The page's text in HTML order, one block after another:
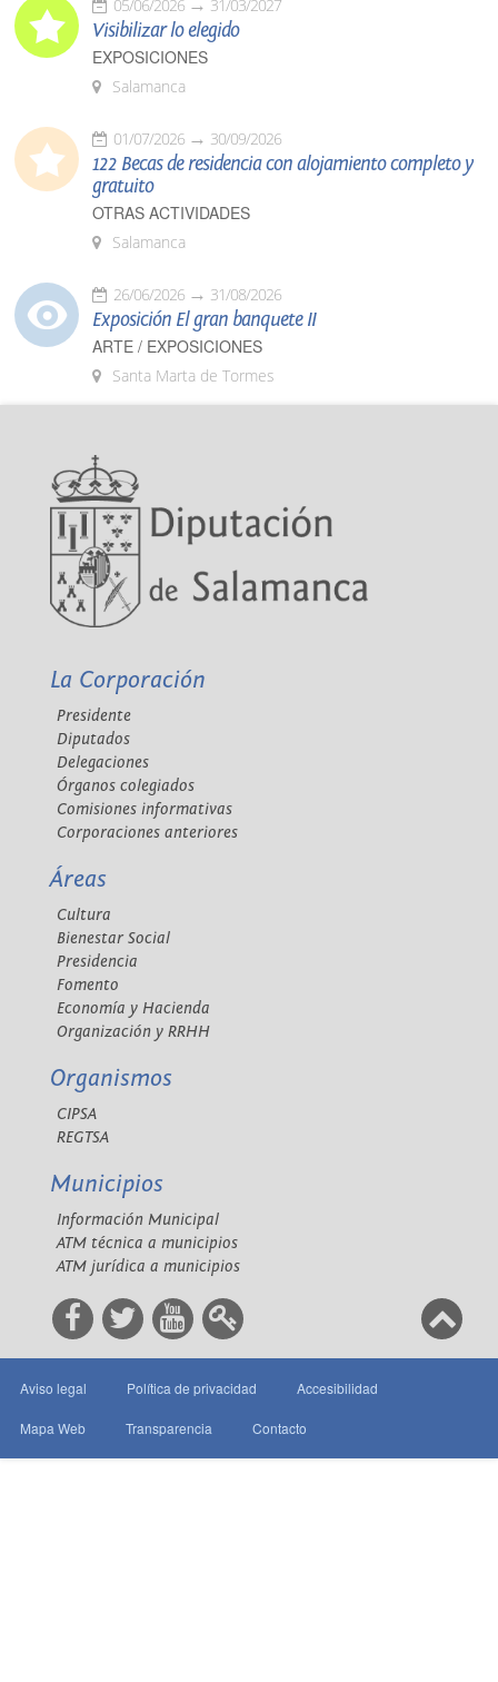
05/06/2026 31/03/2027
Visibilizar lo elegido
EXPOSICIONES
Salamanca
01/07/2026 30/09/2026
122 Becas de residencia con alojamiento completo y
gratuito
OTRAS ACTIVIDADES
Salamanca
26/06/2026 31/08/2026
Exposición El gran banquete II
ARTE / EXPOSICIONES
Santa Marta de Tormes
La Corporación
Presidente
Diputados
Delegaciones
Órganos colegiados
Comisiones informativas
Corporaciones anteriores
Áreas
Cultura
Bienestar Social
Presidencia
Fomento
Economía y Hacienda
Organización y RRHH
Organismos
CIPSA
REGTSA
Municipios
Información Municipal
ATM técnica a municipios
ATM jurídica a municipios
Aviso legal Política de privacidad Accesibilidad
Mapa Web Transparencia Contacto